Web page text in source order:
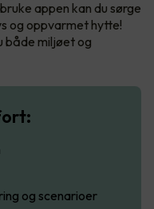
appen kan du sørge
og oppvarmet hytte!
både miljøet og
og scenarioer